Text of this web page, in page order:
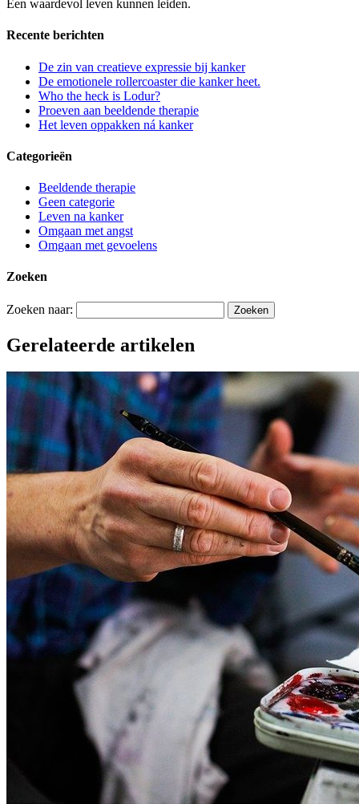
Een waardevol leven kunnen leiden.
Recente berichten
De zin van creatieve expressie bij kanker
De emotionele rollercoaster die kanker heet.
Who the heck is Lodur?
Proeven aan beeldende therapie
Het leven oppakken ná kanker
Categorieën
Beeldende therapie
Geen categorie
Leven na kanker
Omgaan met angst
Omgaan met gevoelens
Zoeken
Zoeken naar:
Gerelateerde artikelen